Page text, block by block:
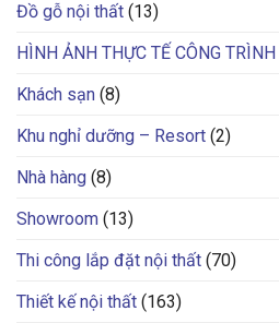
Đồ gỗ nội thất (13)
HÌNH ẢNH THỰC TẾ CÔNG TRÌNH
Khách sạn (8)
Khu nghỉ dưỡng – Resort (2)
Nhà hàng (8)
Showroom (13)
Thi công lắp đặt nội thất (70)
Thiết kế nội thất (163)